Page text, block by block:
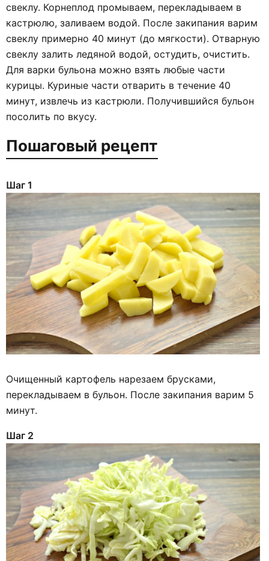
свеклу. Корнеплод промываем, перекладываем в
кастрюлю, заливаем водой. После закипания варим
свеклу примерно 40 минут (до мягкости). Отварную
свеклу залить ледяной водой, остудить, очистить.
Для варки бульона можно взять любые части
курицы. Куриные части отварить в течение 40
минут, извлечь из кастрюли. Получившийся бульон
посолить по вкусу.
Пошаговый рецепт
Шаг 1
Очищенный картофель нарезаем брусками,
перекладываем в бульон. После закипания варим 5
минут.
Шаг 2